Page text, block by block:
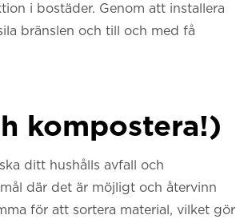
i bostäder. Genom att installera
bränslen och till och med få
kompostera!)
ditt hushålls avfall och
där det är möjligt och återvinn
för att sortera material, vilket gör